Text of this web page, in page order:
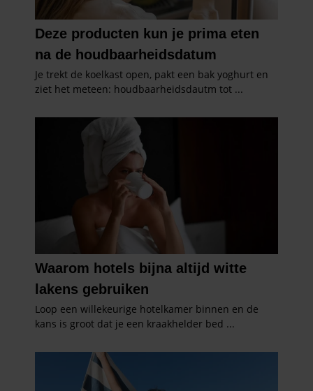
partners voor social media, adverteren en analyse. Deze
partners kunnen deze gegevens combineren met andere
informatie die u aan ze heeft verstrekt of die ze hebben
verzameld op basis van uw gebruik van hun services. U
gaat akkoord met onze cookies als u onze website blijft
gebruiken.